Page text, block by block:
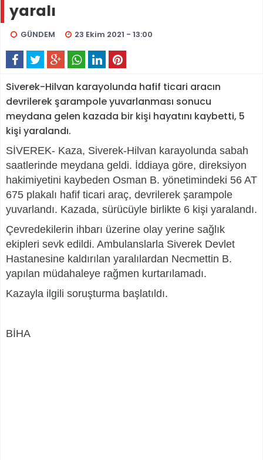
yaralı
GÜNDEM 23 Ekim 2021 - 13:00
Siverek-Hilvan karayolunda hafif ticari aracın
devrilerek şarampole yuvarlanması sonucu
meydana gelen kazada bir kişi hayatını kaybetti, 5
kişi yaralandı.
SİVEREK- Kaza, Siverek-Hilvan karayolunda sabah
saatlerinde meydana geldi. İddiaya göre, direksiyon
hakimiyetini kaybeden Osman B. yönetimindeki 56 AT
675 plakalı hafif ticari araç, devrilerek şarampole
yuvarlandı. Kazada, sürücüyle birlikte 6 kişi yaralandı.
Çevredekilerin ihbarı üzerine olay yerine sağlık
ekipleri sevk edildi. Ambulanslarla Siverek Devlet
Hastanesine kaldırılan yaralılardan Necmettin B.
yapılan müdahaleye rağmen kurtarılamadı.
Kazayla ilgili soruşturma başlatıldı.
BİHA